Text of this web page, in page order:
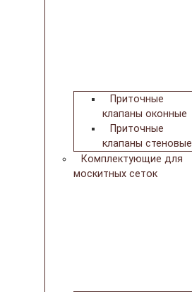
Приточные
клапаны оконные
Приточные
клапаны стеновые
Комплектующие для
москитных сеток